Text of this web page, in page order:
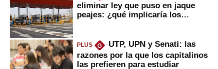
eliminar ley que puso en jaque
peajes: ¿qué implicaría los
PLUS G
UTP, UPN y Senati: las
razones por la que los capitalinos
las prefieren para estudiar